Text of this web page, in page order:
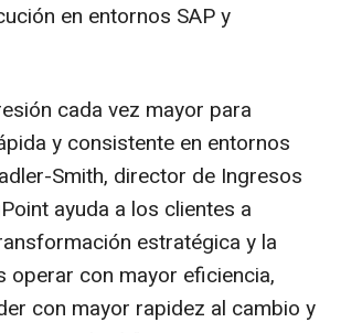
en entornos SAP y
cada vez mayor para
y consistente en entornos
Smith, director de Ingresos
ayuda a los clientes a
estratégica y la
operar con mayor eficiencia,
con mayor rapidez al cambio y